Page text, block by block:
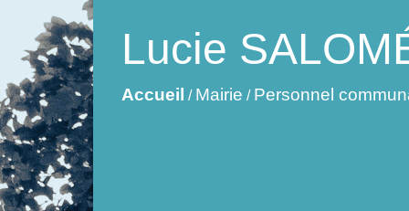
Lucie
Accueil / Mairie / Personnel